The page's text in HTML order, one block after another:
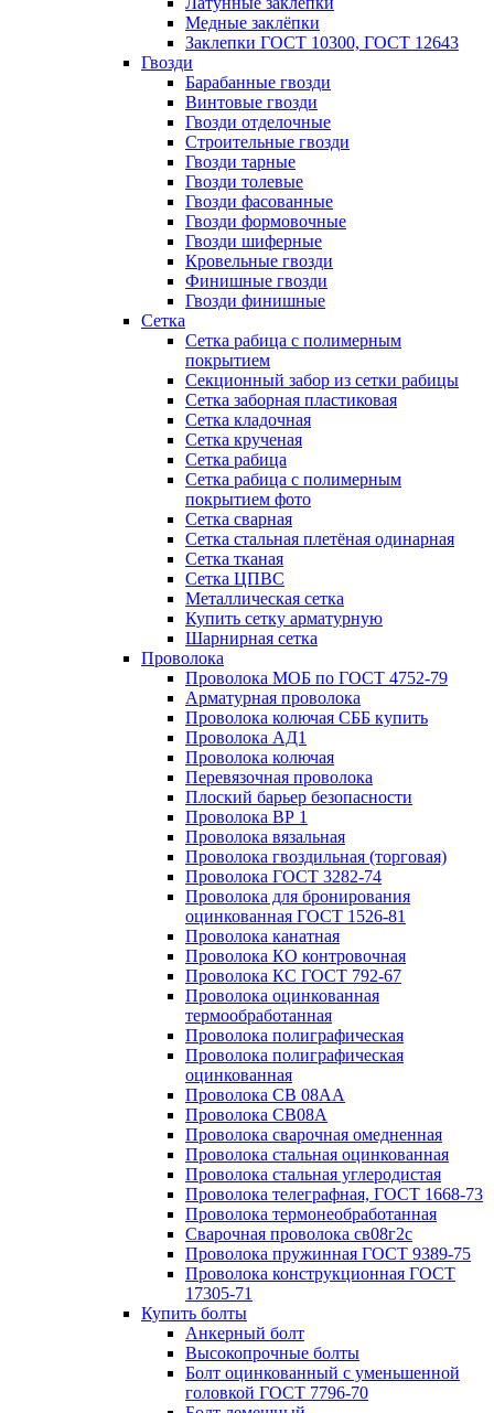
Медные заклёпки
Заклепки ГОСТ 10300, ГОСТ 12643
Гвозди
Барабанные гвозди
Винтовые гвозди
Гвозди отделочные
Строительные гвозди
Гвозди тарные
Гвозди толевые
Гвозди фасованные
Гвозди формовочные
Гвозди шиферные
Кровельные гвозди
Финишные гвозди
Гвозди финишные
Сетка
Сетка рабица с полимерным
покрытием
Секционный забор из сетки рабицы
Сетка заборная пластиковая
Сетка кладочная
Сетка крученая
Сетка рабица
Сетка рабица с полимерным
покрытием фото
Сетка сварная
Сетка стальная плетёная одинарная
Сетка тканая
Сетка ЦПВС
Металлическая сетка
Купить сетку арматурную
Шарнирная сетка
Проволока
Проволока МОБ по ГОСТ 4752-79
Арматурная проволока
Проволока колючая СББ купить
Проволока АД1
Проволока колючая
Перевязочная проволока
Плоский барьер безопасности
Проволока ВР 1
Проволока вязальная
Проволока гвоздильная (торговая)
Проволока ГОСТ 3282-74
Проволока для бронирования
оцинкованная ГОСТ 1526-81
Проволока канатная
Проволока КО контровочная
Проволока КС ГОСТ 792-67
Проволока оцинкованная
термообработанная
Проволока полиграфическая
Проволока полиграфическая
оцинкованная
Проволока СВ 08АА
Проволока СВ08А
Проволока сварочная омедненная
Проволока стальная оцинкованная
Проволока стальная углеродистая
Проволока телеграфная, ГОСТ 1668-73
Проволока термонеобработанная
Сварочная проволока св08г2с
Проволока пружинная ГОСТ 9389-75
Проволока конструкционная ГОСТ
17305-71
Купить болты
Анкерный болт
Высокопрочные болты
Болт оцинкованный с уменьшенной
головкой ГОСТ 7796-70